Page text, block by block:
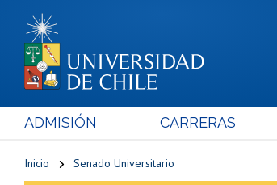
ADMISIÓN CARRERAS
Inicio Senado Universitario